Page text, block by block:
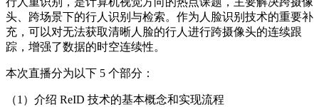
头、跨场景下的行人识别与检索。作为人脸识别技术的重要补
充，可以对无法获取清晰人脸的行人进行跨摄像头的连续跟
踪，增强了数据的时空连续性。
本次直播分为以下 5 个部分：
（1）介绍 ReID 技术的基本概念和实现流程